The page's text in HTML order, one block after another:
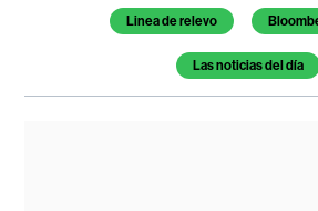
Linea de relevo
Las noticias del día